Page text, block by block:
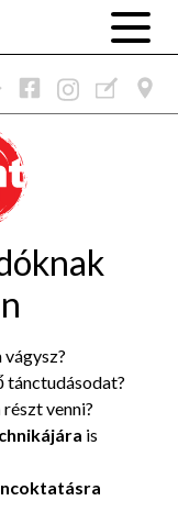
vágysz?
tánctudásodat?
részt venni?
is